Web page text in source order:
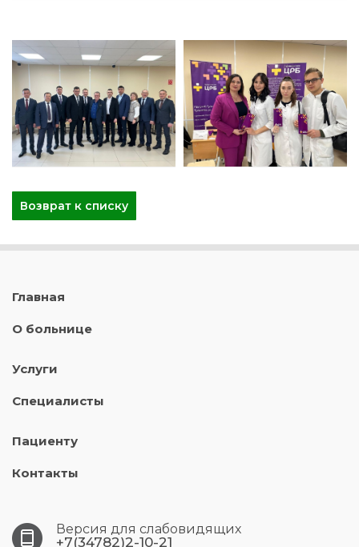
Возврат к списку
Главная
О больнице
Услуги
Специалисты
Пациенту
Контакты
Версия для слабовидящих
+7(34782)2-10-21